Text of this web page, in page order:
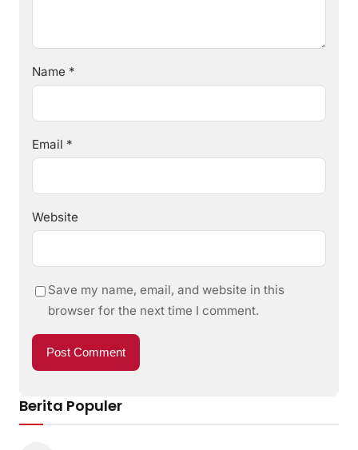
Name *
Email *
Website
Save my name, email, and website in this
browser for the next time I comment.
Berita Populer